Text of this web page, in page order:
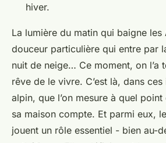
hiver.
La lumière du matin qui baigne les
douceur particulière qui entre par
nuit de neige… Ce moment, on l’a
rêve de le vivre. C’est là, dans
alpin, que l’on mesure à quel
sa maison compte. Et parmi eux,
jouent un rôle essentiel - bien au-